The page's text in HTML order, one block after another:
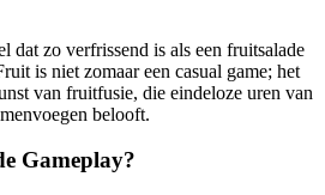
dat zo verfrissend is als een fruitsalade
is niet zomaar een casual game; het
van fruitfusie, die eindeloze uren van
belooft.
Gameplay?